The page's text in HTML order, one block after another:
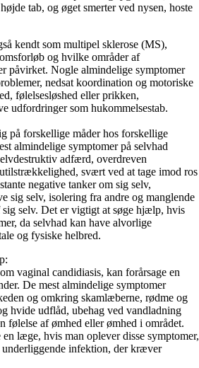
tab, og øget smerter ved nysen, hoste
kendt som multipel sklerose (MS),
og hvilke områder af
påvirket. Nogle almindelige symptomer
nedsat koordination og motoriske
følelsesløshed eller prikken,
udfordringer som hukommelsestab.
på forskellige måder hos forskellige
almindelige symptomer på selvhad
adfærd, overdreven
svært ved at tage imod ros
negative tanker om sig selv,
sig selv, isolering fra andre og manglende
selv. Det er vigtigt at søge hjælp, hvis
da selvhad kan have alvorlige
og fysiske helbred.
vaginal candidiasis, kan forårsage en
De mest almindelige symptomer
og omkring skamlæberne, rødme og
hvide udflåd, ubehag ved vandladning
følelse af ømhed eller ømhed i området.
læge, hvis man oplever disse symptomer,
infektion, der kræver